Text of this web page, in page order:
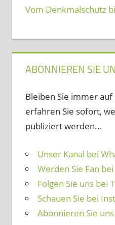
Vom Denkmalschutz
ABONNIEREN SIE
Bleiben Sie immer
erfahren Sie sofort,
publiziert werden...
Unser Kanal bei
Werden Sie Fan
Folgen Sie uns bei
Schauen Sie bei
Abonnieren Sie uns